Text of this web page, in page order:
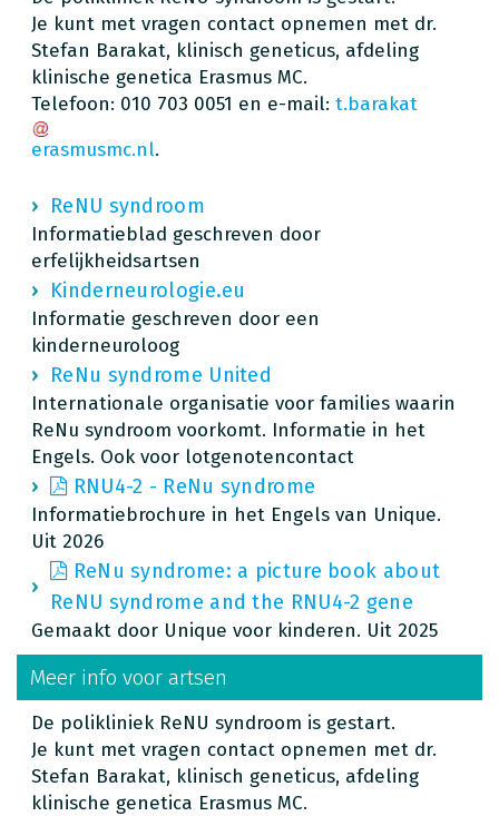
Je kunt met vragen contact opnemen met dr.
Stefan Barakat, klinisch geneticus, afdeling
klinische genetica Erasmus MC.
Telefoon: 010 703 0051 en e-mail: t.barakat
erasmusmc.nl.
ReNU syndroom
Informatieblad geschreven door
erfelijkheidsartsen
Kinderneurologie.eu
Informatie geschreven door een
kinderneuroloog
ReNu syndrome United
Internationale organisatie voor families waarin
ReNu syndroom voorkomt. Informatie in het
Engels. Ook voor lotgenotencontact
RNU4-2 - ReNu syndrome
Informatiebrochure in het Engels van Unique.
Uit 2026
ReNu syndrome: a picture book about
ReNU syndrome and the RNU4-2 gene
Gemaakt door Unique voor kinderen. Uit 2025
Meer info voor artsen
De polikliniek ReNU syndroom is gestart.
Je kunt met vragen contact opnemen met dr.
Stefan Barakat, klinisch geneticus, afdeling
klinische genetica Erasmus MC.